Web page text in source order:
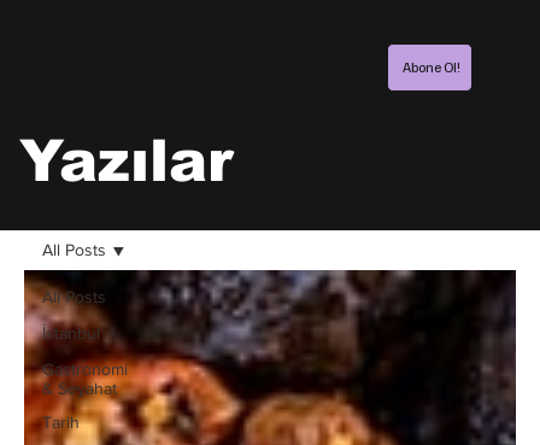
Abone Ol!
Yazılar
All Posts
İstanbul
Gastronomi
& Seyahat
Tarih
All Posts